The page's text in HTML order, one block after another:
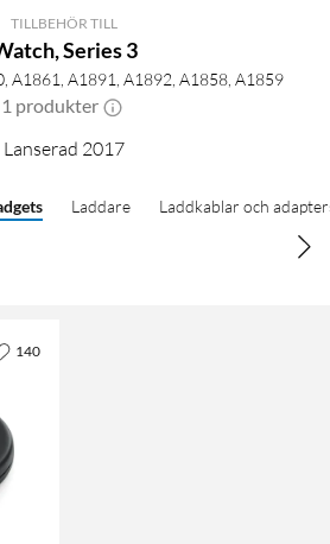
TILLBEHÖR TILL
Series 3
A1861, A1891, A1892, A1858, A1859
1 produkter
Lanserad 2017
Laddare Laddkablar och
140